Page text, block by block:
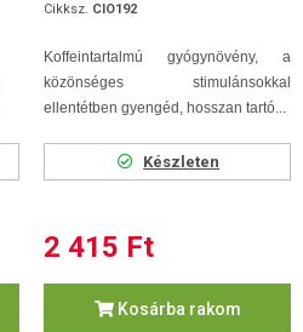
Cikksz. CIO192
Koffeintartalmú gyógynövény, a
közönséges stimulánsokkal
ellentétben gyengéd, hosszan tartó...
Készleten
2 415 Ft
Kosárba rakom